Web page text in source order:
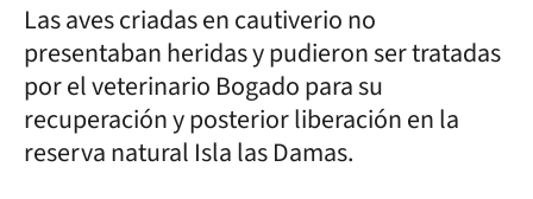
Las aves criadas en cautiverio no
presentaban heridas y pudieron ser tratadas
por el veterinario Bogado para su
recuperación y posterior liberación en la
reserva natural Isla las Damas.